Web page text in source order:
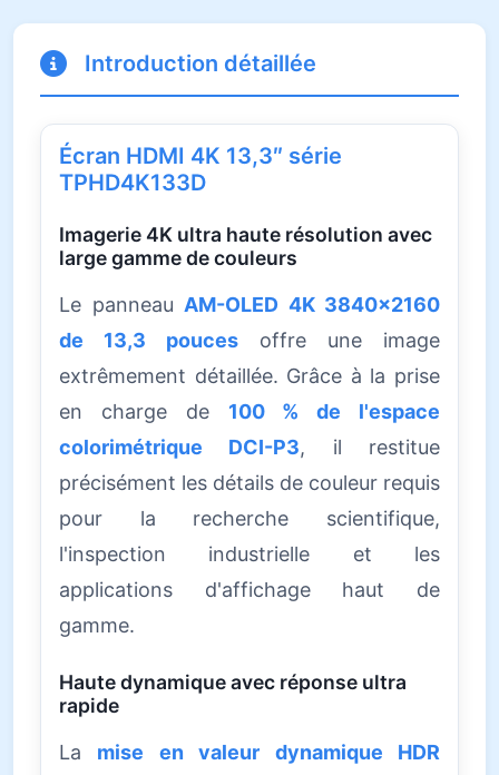
Introduction détaillée
Écran HDMI 4K 13,3″ série
TPHD4K133D
Imagerie 4K ultra haute résolution avec
large gamme de couleurs
Le panneau AM-OLED 4K 3840×2160
de 13,3 pouces offre une image
extrêmement détaillée. Grâce à la prise
en charge de 100 % de l'espace
colorimétrique DCI-P3, il restitue
précisément les détails de couleur requis
pour la recherche scientifique,
l'inspection industrielle et les
applications d'affichage haut de
gamme.
Haute dynamique avec réponse ultra
rapide
La mise en valeur dynamique HDR